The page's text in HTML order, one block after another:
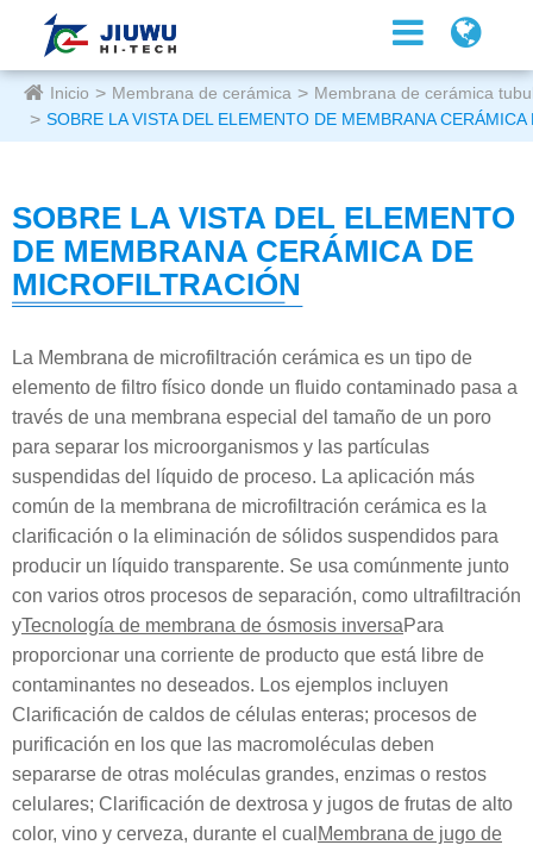
Inicio Membrana de cerámica
Membrana de cerámica
SOBRE LA VISTA DEL ELEMENTO DE MEMBRANA
SOBRE LA VISTA DEL ELEMENTO
DE MEMBRANA CERÁMICA DE
MICROFILTRACIÓN
La Membrana de microfiltración cerámica es un tipo de
elemento de filtro físico donde un fluido contaminado pasa a
través de una membrana especial del tamaño de un poro
para separar los microorganismos y las partículas
suspendidas del líquido de proceso. La aplicación más
común de la membrana de microfiltración cerámica es la
clarificación o la eliminación de sólidos suspendidos para
producir un líquido transparente. Se usa comúnmente junto
con varios otros procesos de separación, como ultrafiltración
yTecnología de membrana de ósmosis inversaPara
proporcionar una corriente de producto que está libre de
contaminantes no deseados. Los ejemplos incluyen
Clarificación de caldos de células enteras; procesos de
purificación en los que las macromoléculas deben
separarse de otras moléculas grandes, enzimas o restos
celulares; Clarificación de dextrosa y jugos de frutas de alto
color, vino y cerveza, durante el cual Membrana de jugo de